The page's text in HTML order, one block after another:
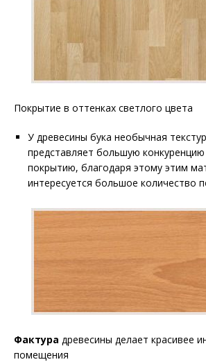
Покрытие в оттенках светлого цвета
У древесины бука необычная
представляет большую
покрытию, благодаря этому этим
интересуется большое количество
Фактура древесины делает красивее
помещения